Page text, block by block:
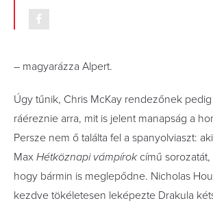
– magyarázza Alpert.
Úgy tűnik, Chris McKay rendezőnek
ráéreznie arra, mit is jelent manapság a
Persze nem ő találta fel a spanyolviaszt:
Max Hétköznapi vámpírokcímű
hogy bármin is meglepődne. Nicholas
kezdve tökéletesen leképezte Drakula